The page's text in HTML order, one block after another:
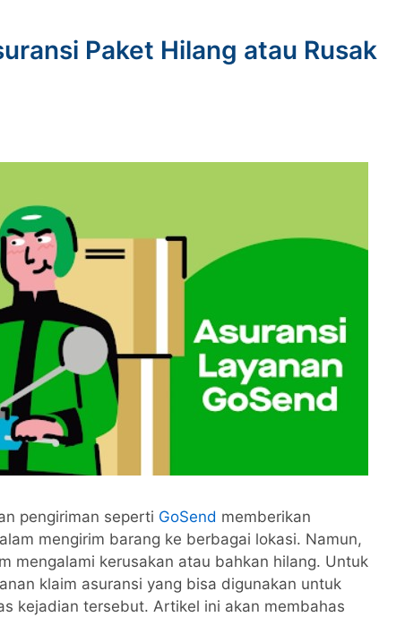
Paket Hilang atau Rusak
pengiriman seperti GoSend memberikan
mengirim barang ke berbagai lokasi. Namun,
mengalami kerusakan atau bahkan hilang. Untuk
klaim asuransi yang bisa digunakan untuk
kejadian tersebut. Artikel ini akan membahas